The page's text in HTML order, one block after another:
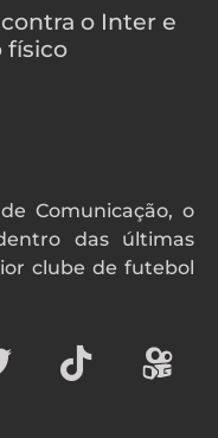
o Inter e
físico
Comunicação, o
das últimas
clube de futebol